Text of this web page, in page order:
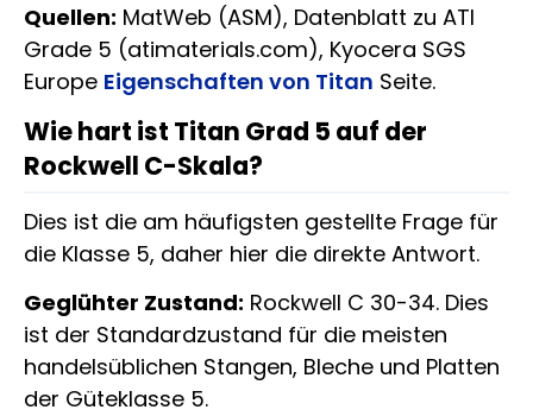
Quellen: MatWeb (ASM), Datenblatt zu ATI
Grade 5 (atimaterials.com), Kyocera SGS
Europe Eigenschaften von Titan Seite.
Wie hart ist Titan Grad 5 auf der
Rockwell C-Skala?
Dies ist die am häufigsten gestellte Frage für
die Klasse 5, daher hier die direkte Antwort.
Geglühter Zustand: Rockwell C 30-34. Dies
ist der Standardzustand für die meisten
handelsüblichen Stangen, Bleche und Platten
der Güteklasse 5.